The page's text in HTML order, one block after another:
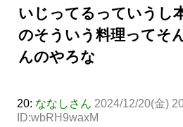
いじってるっていうし
のそういう料理ってそ
んのやろな
20: ななしさん 2024/12/20(金)
ID:wbRH9waxM